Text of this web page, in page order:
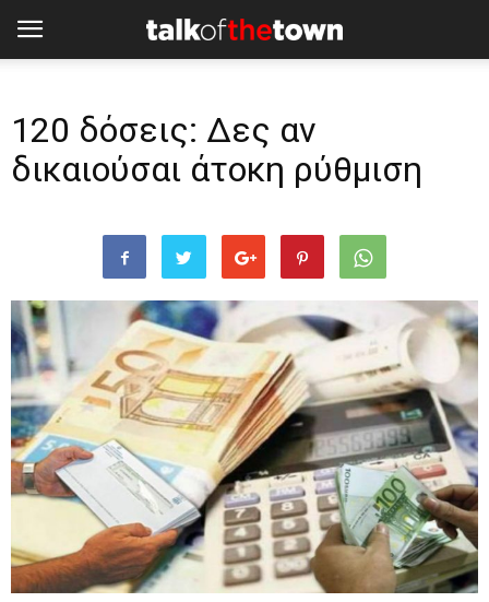
120 δόσεις: Δες αν
δικαιούσαι άτοκη ρύθμιση